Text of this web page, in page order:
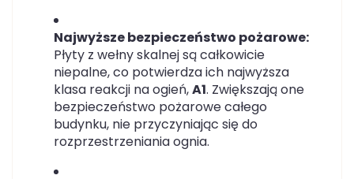
Najwyższe bezpieczeństwo pożarowe:
Płyty z wełny skalnej są całkowicie
niepalne, co potwierdza ich najwyższa
klasa reakcji na ogień,A1. Zwiększają one
bezpieczeństwo pożarowe całego
budynku, nie przyczyniając się do
rozprzestrzeniania ognia.